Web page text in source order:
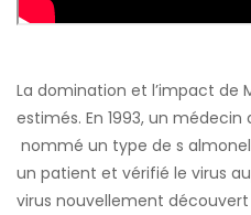
La domination et l’impact de
estimés. En 1993, un
nommé un type de s
un patient et vérifié le virus
virus nouvellement découvert